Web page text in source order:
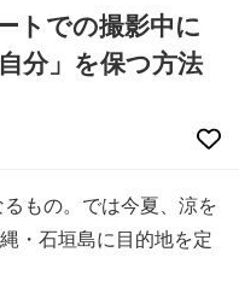
トでの撮影中に
分」を保つ方法
るもの。では今夏、涼を
・石垣島に目的地を定